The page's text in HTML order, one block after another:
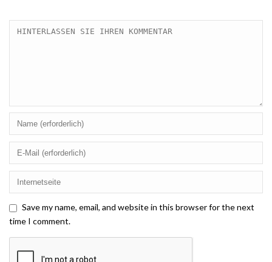
Save my name, email, and website in this browser for the next
time I comment.